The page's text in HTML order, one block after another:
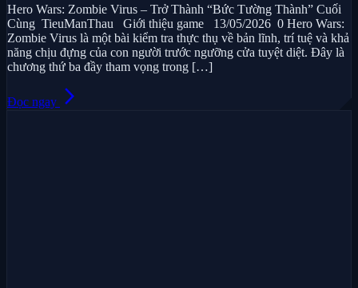
Hero Wars: Zombie Virus – Trở Thành “Bức Tường Thành” Cuối
Cùng TieuManThau Giới thiệu game 13/05/2026 0 Hero Wars:
Zombie Virus là một bài kiểm tra thực thụ về bản lĩnh, trí tuệ và khả
năng chịu đựng của con người trước ngưỡng cửa tuyệt diệt. Đây là
chương thứ ba đầy tham vọng trong […]
Đọc ngay arrow_forward_ios